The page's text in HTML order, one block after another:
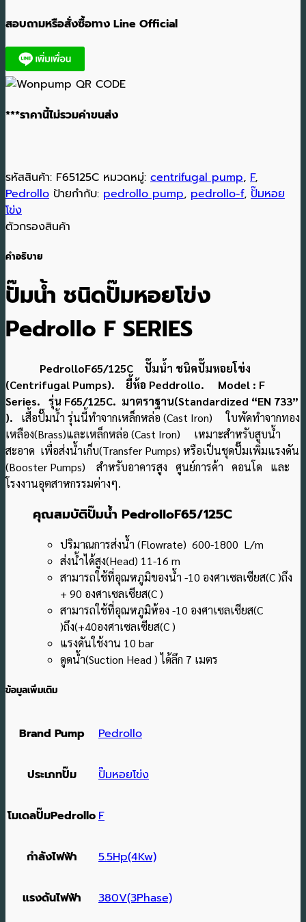
สอบถามหรือสั่งซื้อทาง Line Official
***ราคานี้ไม่รวมค่าขนส่ง
รหัสสินค้า: F65125C หมวดหมู่: centrifugal pump, F,
Pedrollo ป้ายกำกับ: pedrollo pump, pedrollo-f, ปั๊มหอย
โข่ง
ตัวกรองสินค้า
คำอธิบาย
ปั๊มน้ำ ชนิดปั๊มหอยโข่ง
Pedrollo F SERIES
PedrolloF65/125C ปั๊มน้ำ ชนิดปั๊มหอยโข่ง
(Centrifugal Pumps). ยี้ห้อ Peddrollo. Model : F
Series. รุ่น F65/125C. มาตราฐาน(Standardized “EN 733”
). เสื้อปั๊มน้ำ รุ่นนี้ทำจากเหล็กหล่อ (Cast Iron) ใบพัดทำจากทอง
เหลือง(Brass)และเหล็กหล่อ (Cast Iron) เหมาะสำหรับสูบน้ำ
สะอาด เพื่อส่งน้ำเก็บ(Transfer Pumps) หรือเป็นชุดปั๊มเพิ่มแรงดัน
(Booster Pumps) สำหรับอาคารสูง ศูนย์การค้า คอนโด และ
โรงงานอุตสาหกรรมต่างๆ.
คุณสมบัติปั๊มน้ำ PedrolloF65/125C
ปริมาณการส่งน้ำ (Flowrate) 600-1800 L/m
ส่งน้ำได้สูง(Head) 11-16 m
สามารถใช้ที่อุณหภูมิของน้ำ -10 องศาเซลเซียส(C )ถึง
+ 90 องศาเซลเซียส(C )
สามารถใช้ที่อุณหภูมิห้อง -10 องศาเซลเซียส(C
)ถึง(+40องศาเซลเซียส(C )
แรงดันใช้งาน 10 bar
ดูดน้ำ(Suction Head ) ได้ลึก 7 เมตร
ข้อมูลเพิ่มเติม
Brand Pump Pedrollo
ประเภทปั๊ม ปั๊มหอยโข่ง
โมเดลปั๊มPedrolloF
กำลังไฟฟ้า 5.5Hp(4Kw)
แรงดันไฟฟ้า 380V(3Phase)